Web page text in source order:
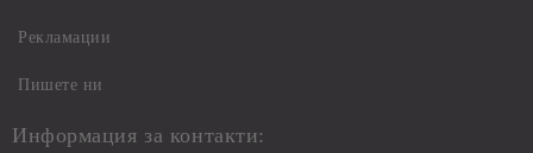
Рекламации
Пишете ни
Информация за контакти: